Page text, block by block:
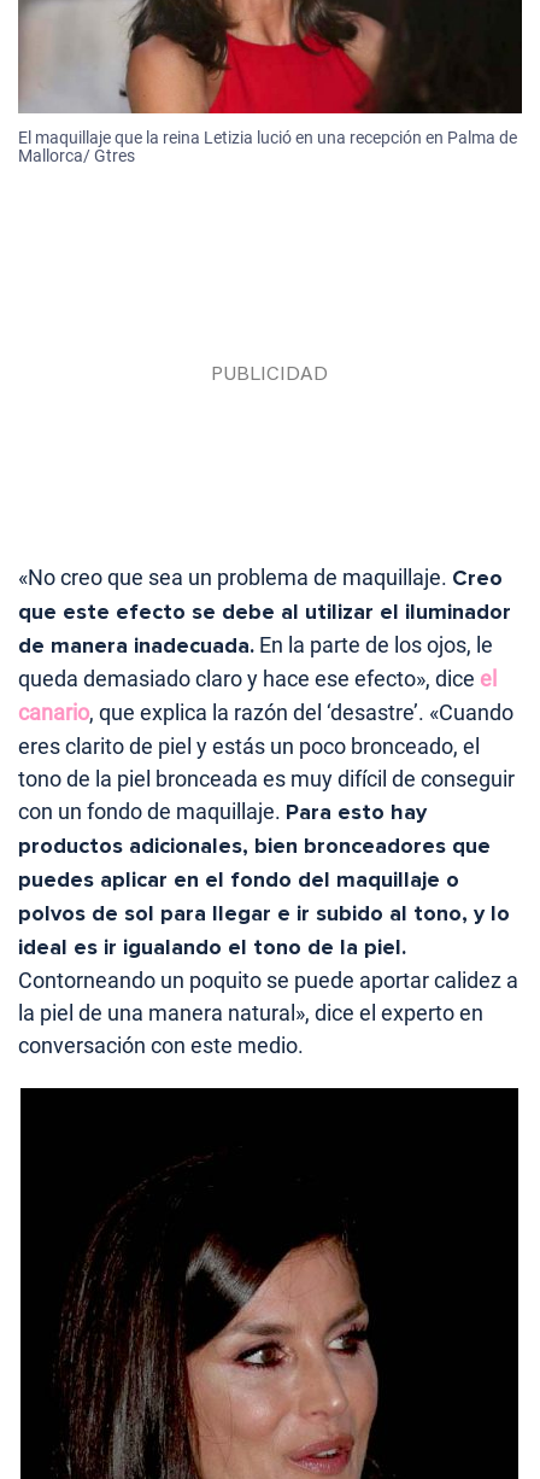
El maquillaje que la reina Letizia lució en una recepción en Palma de
Mallorca/ Gtres
«No creo que sea un problema de maquillaje. Creo
que este efecto se debe al utilizar el iluminador
de manera inadecuada. En la parte de los ojos, le
queda demasiado claro y hace ese efecto», dice el
canario, que explica la razón del ‘desastre’. «Cuando
eres clarito de piel y estás un poco bronceado, el
tono de la piel bronceada es muy difícil de conseguir
con un fondo de maquillaje. Para esto hay
productos adicionales, bien bronceadores que
puedes aplicar en el fondo del maquillaje o
polvos de sol para llegar e ir subido al tono, y lo
ideal es ir igualando el tono de la piel.
Contorneando un poquito se puede aportar calidez a
la piel de una manera natural», dice el experto en
conversación con este medio.